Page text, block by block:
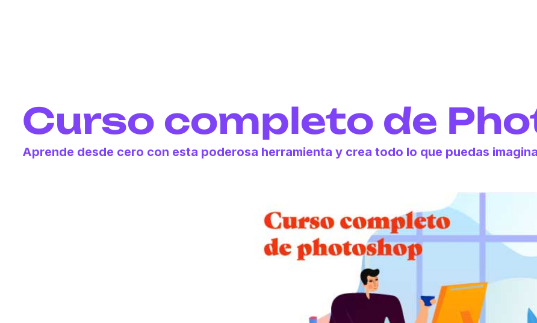
Curso completo de
Aprende desde cero con esta poderosa herramienta y crea todo lo que puedas